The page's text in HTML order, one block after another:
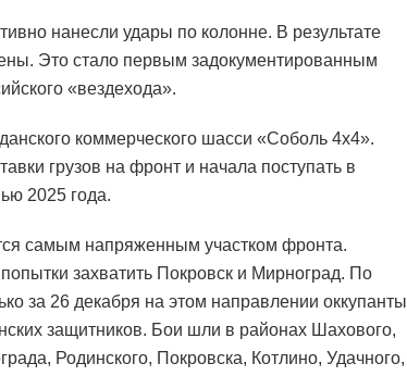
нанесли удары по колонне. В результате
Это стало первым задокументированным
«вездехода».
коммерческого шасси «Соболь 4х4».
грузов на фронт и начала поступать в
2025 года.
самым напряженным участком фронта.
захватить Покровск и Мирноград. По
за 26 декабря на этом направлении оккупанты
защитников. Бои шли в районах Шахового,
Родинского, Покровска, Котлино, Удачного,